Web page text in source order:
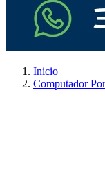
Inicio
Computador